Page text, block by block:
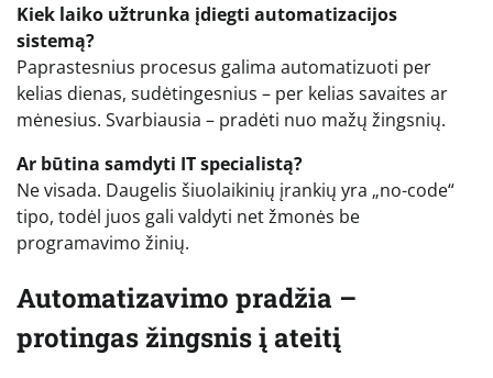
Kiek laiko užtrunka įdiegti automatizacijos
sistemą?
Paprastesnius procesus galima automatizuoti per
kelias dienas, sudėtingesnius – per kelias savaites ar
mėnesius. Svarbiausia – pradėti nuo mažų žingsnių.
Ar būtina samdyti IT specialistą?
Ne visada. Daugelis šiuolaikinių įrankių yra „no-code“
tipo, todėl juos gali valdyti net žmonės be
programavimo žinių.
Automatizavimo pradžia –
protingas žingsnis į ateitį